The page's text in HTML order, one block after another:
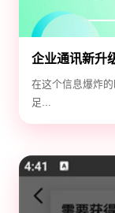
企业通讯新升
效！
在这个信息爆炸
足...